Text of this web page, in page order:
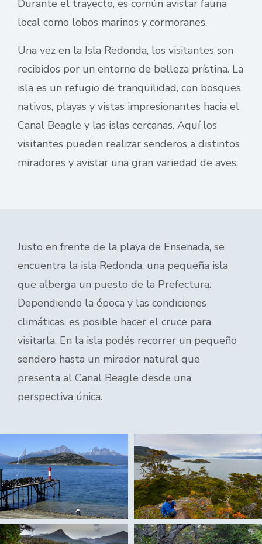
Durante el trayecto, es común avistar fauna
local como lobos marinos y cormoranes.
Una vez en la Isla Redonda, los visitantes son
recibidos por un entorno de belleza prístina. La
isla es un refugio de tranquilidad, con bosques
nativos, playas y vistas impresionantes hacia el
Canal Beagle y las islas cercanas. Aquí los
visitantes pueden realizar senderos a distintos
miradores y avistar una gran variedad de aves.
Justo en frente de la playa de Ensenada, se
encuentra la isla Redonda, una pequeña isla
que alberga un puesto de la Prefectura.
Dependiendo la época y las condiciones
climáticas, es posible hacer el cruce para
visitarla. En la isla podés recorrer un pequeño
sendero hasta un mirador natural que
presenta al Canal Beagle desde una
perspectiva única.